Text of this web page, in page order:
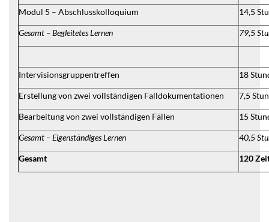
Modul 5 – Abschlusskolloquium 14,5
Gesamt – Begleitetes Lernen 79,5
Intervisionsgruppentreffen 18
Erstellung von zwei vollständigen Falldokumentationen 7,5
Bearbeitung von zwei vollständigen Fällen 15
Gesamt – Eigenständiges Lernen 40,5
Gesamt 120